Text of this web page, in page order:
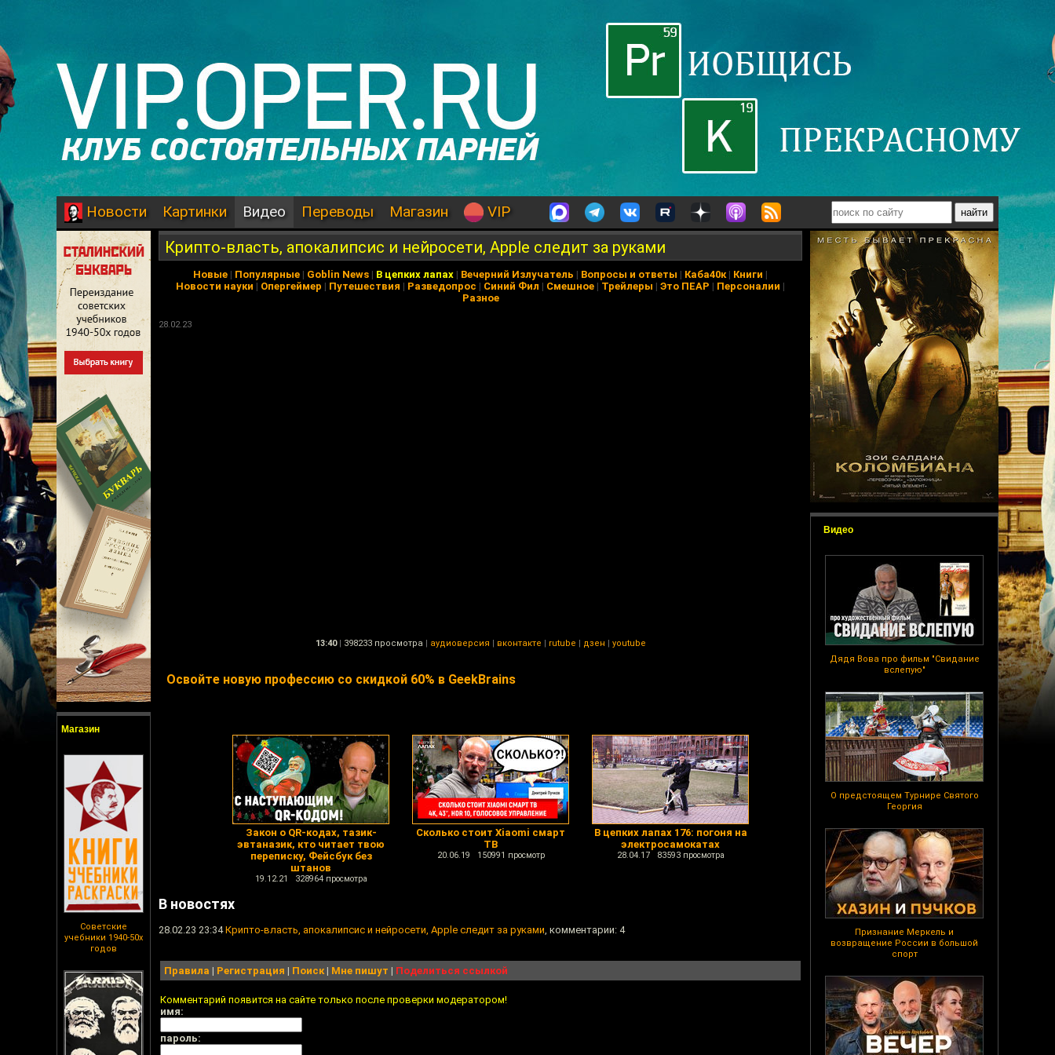
Новости Картинки Видео Переводы Магазин VIP
Магазин
Советские
учебники 1940-50х
годов
Видео
Дядя Вова про фильм "Свидание
вслепую"
О предстоящем Турнире Святого
Георгия
Признание Меркель и
возвращение России в большой
спорт
Крипто-власть, апокалипсис и нейросети, Apple следит за руками
Новые | Популярные | Goblin News | В цепких лапах | Вечерний Излучатель | Вопросы и ответы | Каба40к| Книги |
Новости науки | Опергеймер | Путешествия | Разведопрос | Синий Фил | Смешное | Трейлеры | Это ПЕАР | Персоналии |
Разное
28.02.23
13:40 | 398233 просмотра | аудиоверсия | вконтакте | rutube | дзен | youtube
Освойте новую профессию со скидкой 60% в GeekBrains
Закон о QR-кодах, тазик-
эвтаназик, кто читает твою
переписку, Фейсбук без
штанов
19.12.21 328964 просмотра
Сколько стоит Xiaomi смарт
ТВ
20.06.19 150991 просмотр
В цепких лапах 176: погоня на
электросамокатах
28.04.17 83593 просмотра
В новостях
28.02.23 23:34Крипто-власть, апокалипсис и нейросети, Apple следит за руками, комментарии: 4
Правила | Регистрация | Поиск| Мне пишут | Поделиться ссылкой
Комментарий появится на сайте только после проверки модератором!
имя:
пароль: